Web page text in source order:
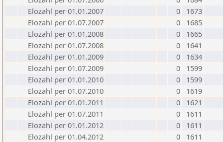
Elozahl per 01.01.2007
0
1673
Elozahl per 01.07.2007
0
1685
Elozahl per 01.01.2008
0
1665
Elozahl per 01.07.2008
0
1641
Elozahl per 01.01.2009
0
1634
Elozahl per 01.07.2009
0
1599
Elozahl per 01.01.2010
0
1599
Elozahl per 01.07.2010
0
1619
Elozahl per 01.01.2011
0
1621
Elozahl per 01.07.2011
0
1611
Elozahl per 01.01.2012
0
1611
Elozahl per 01.04.2012
0
1611